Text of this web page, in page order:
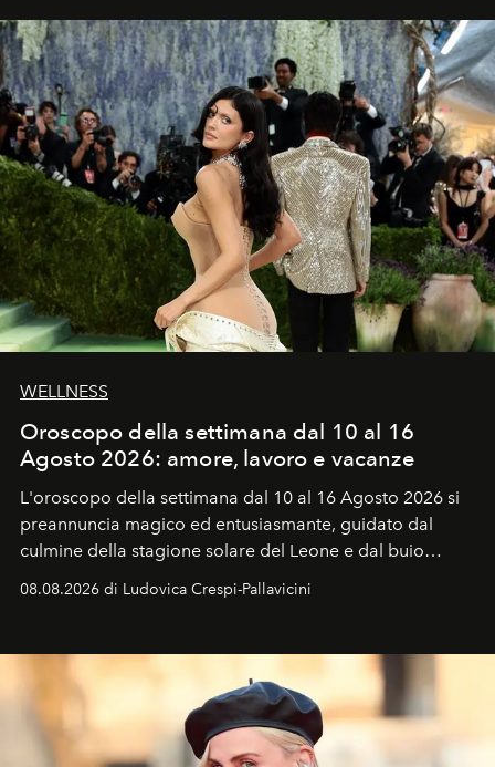
WELLNESS
Oroscopo della settimana dal 10 al 16
Agosto 2026: amore, lavoro e vacanze
L'oroscopo della settimana dal 10 al 16 Agosto 2026 si
preannuncia magico ed entusiasmante, guidato dal
culmine della stagione solare del Leone e dal buio
ideale per la notte delle Perseidi.
08.08.2026 di Ludovica Crespi-Pallavicini